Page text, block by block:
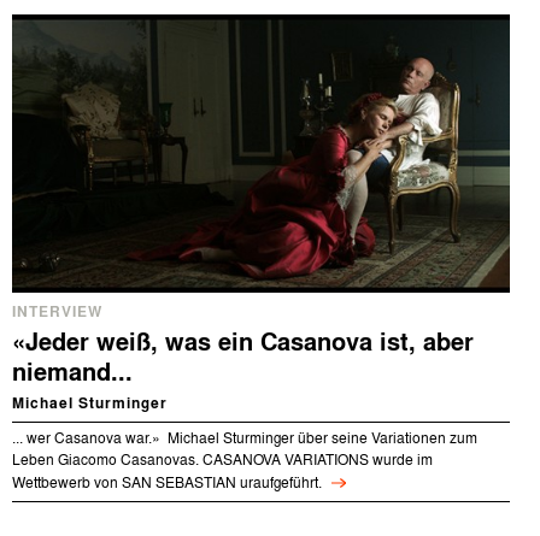
INTERVIEW
«Jeder weiß, was ein Casanova ist, aber
niemand...
Michael Sturminger
... wer Casanova war.» Michael Sturminger über seine Variationen zum
Leben Giacomo Casanovas. CASANOVA VARIATIONS wurde im
Wettbewerb von SAN SEBASTIAN uraufgeführt.